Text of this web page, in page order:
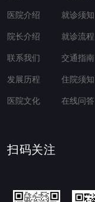
医院介绍
院长介绍
联系我们
发展历程
医院文化
就诊须知
就诊流程
交通指南
住院须知
在线问答
扫码关注